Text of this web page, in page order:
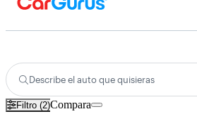
Describe el auto que quisieras
Filtro (2)Compara